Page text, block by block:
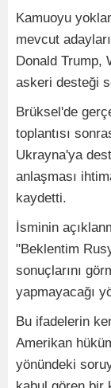
Kamuoyu
mevcut
Donald Trump,
askeri desteği
Brüksel'de
toplantısı
Ukrayna'ya
anlaşması
kaydetti.
İsminin
"Beklentim
sonuçlarını
yapmayacağı
Bu ifadelerin
Amerikan
yönündeki